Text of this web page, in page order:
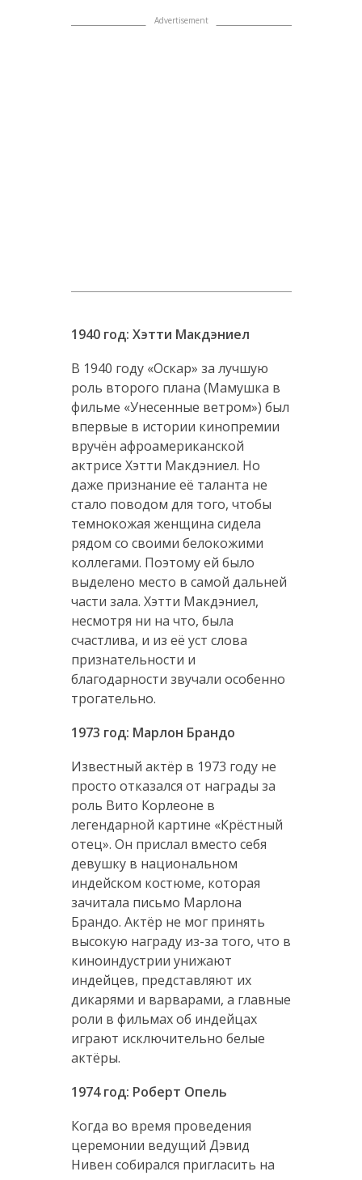
1940 год: Хэтти Макдэниел
В 1940 году «Оскар» за лучшую
роль второго плана (Мамушка в
фильме «Унесенные ветром») был
впервые в истории кинопремии
вручён афроамериканской
актрисе Хэтти Макдэниел. Но
даже признание её таланта не
стало поводом для того, чтобы
темнокожая женщина сидела
рядом со своими белокожими
коллегами. Поэтому ей было
выделено место в самой дальней
части зала. Хэтти Макдэниел,
несмотря ни на что, была
счастлива, и из её уст слова
признательности и
благодарности звучали особенно
трогательно.
1973 год: Марлон Брандо
Известный актёр в 1973 году не
просто отказался от награды за
роль Вито Корлеоне в
легендарной картине «Крёстный
отец». Он прислал вместо себя
девушку в национальном
индейском костюме, которая
зачитала письмо Марлона
Брандо. Актёр не мог принять
высокую награду из-за того, что в
киноиндустрии унижают
индейцев, представляют их
дикарями и варварами, а главные
роли в фильмах об индейцах
играют исключительно белые
актёры.
1974 год: Роберт Опель
Когда во время проведения
церемонии ведущий Дэвид
Нивен собирался пригласить на